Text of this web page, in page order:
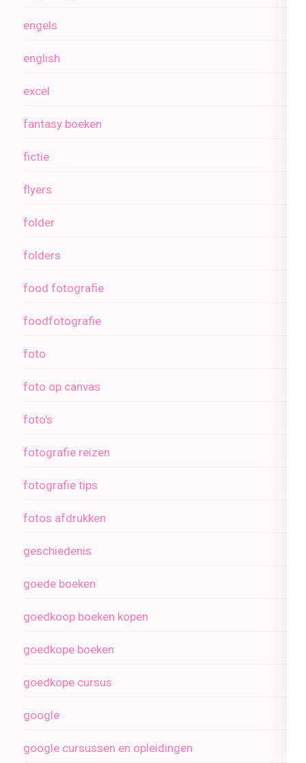
engels
english
excel
fantasy boeken
fictie
flyers
folder
folders
food fotografie
foodfotografie
foto
foto op canvas
foto's
fotografie reizen
fotografie tips
fotos afdrukken
geschiedenis
goede boeken
goedkoop boeken kopen
goedkope boeken
goedkope cursus
google
google cursussen en opleidingen